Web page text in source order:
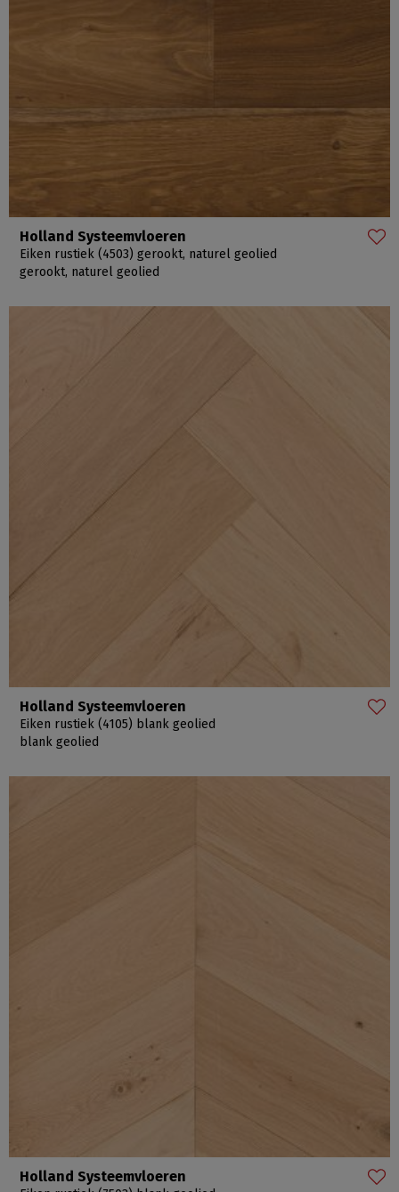
Holland Systeemvloeren
Eiken rustiek (4503) gerookt, naturel geolied
gerookt, naturel geolied
Holland Systeemvloeren
Eiken rustiek (4105) blank geolied
blank geolied
Holland Systeemvloeren